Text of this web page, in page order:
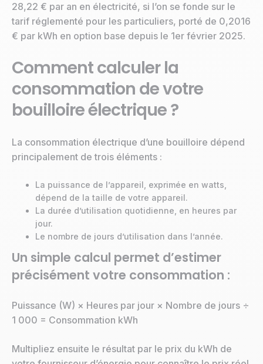
28,22 € par an en électricité, si l’on se fonde sur le
tarif réglementé pour les particuliers, porté de 0,2016
€ par kWh en option base depuis le 1er février 2025.
Comment calculer la
consommation de votre
bouilloire électrique ?
La consommation électrique d’une bouilloire dépend
principalement de trois éléments :
La puissance de l’appareil, exprimée en watts,
dépend de la taille de votre appareil.
La durée d’utilisation quotidienne, en heures par
jour.
Le nombre de jours d’utilisation dans l’année.
Un simple calcul permet d’estimer
précisément votre consommation :
Puissance (W) × Heures par jour × Nombre de jours ÷
1 000 = Consommation kWh
Multipliez ensuite le résultat par le prix du kWh de